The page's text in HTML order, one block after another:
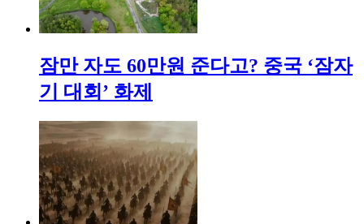
잠만 자도 60만원 준다고? 중국 ‘잠자
기 대회’ 화제